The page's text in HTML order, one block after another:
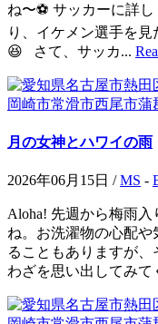
ね〜⚽️ サッカーに詳
り、イケメン選手を
😆 さて、サッカ...
月の女神とハワイの雨
2026年06月15日 /MS -
Aloha! 先週から梅雨
ね。お洗濯物の心配
ることもありますが
わざを思い出してみて